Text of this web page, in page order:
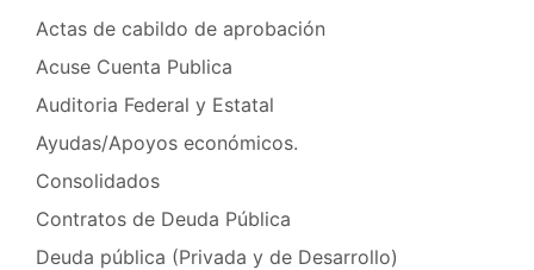
Actas de cabildo de aprobación
Acuse Cuenta Publica
Auditoria Federal y Estatal
Ayudas/Apoyos económicos.
Consolidados
Contratos de Deuda Pública
Deuda pública (Privada y de Desarrollo)